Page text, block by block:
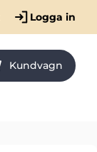
Logga in
Kundvagn